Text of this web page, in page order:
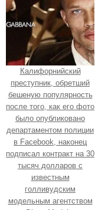
Калифорнийский
преступник, обретший
бешеную популярность
после того, как его фото
было опубликовано
департаментом полиции
в Facebook, наконец
подписал контракт на 30
тысяч долларов с
известным
голливудским
модельным агентством